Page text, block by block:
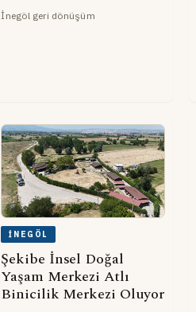
İnegöl geri dönüşüm
İNEGÖL
Şekibe İnsel Doğal
Yaşam Merkezi Atlı
Binicilik Merkezi Oluyor